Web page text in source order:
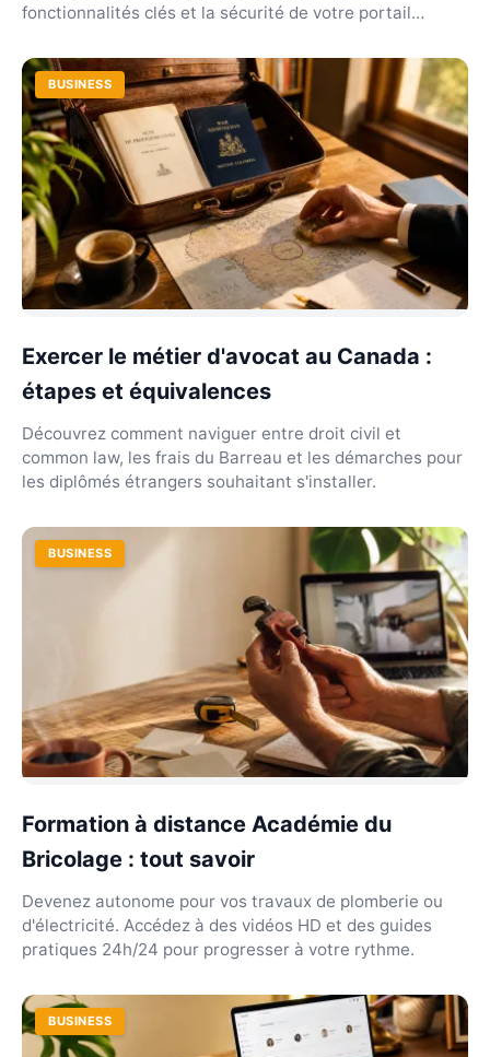
fonctionnalités clés et la sécurité de votre portail
BUSINESS
Exercer le métier d'avocat au Canada :
étapes et équivalences
Découvrez comment naviguer entre droit civil et
common law, les frais du Barreau et les démarches pour
les diplômés étrangers souhaitant s'installer.
BUSINESS
Formation à distance Académie du
Bricolage : tout savoir
Devenez autonome pour vos travaux de plomberie ou
d'électricité. Accédez à des vidéos HD et des guides
pratiques 24h/24 pour progresser à votre rythme.
BUSINESS